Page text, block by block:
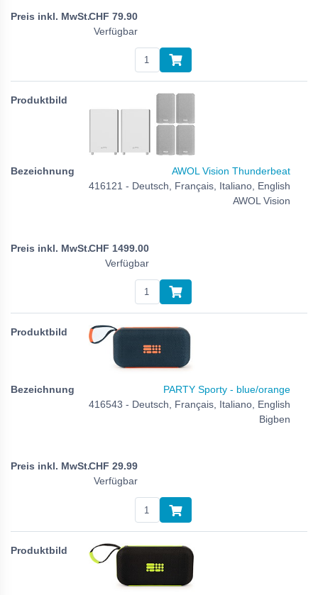
CHF 79.90
Verfügbar
AWOL Vision Thunderbeat
416121 - Deutsch, Français, Italiano, English
AWOL Vision
CHF 1499.00
Verfügbar
PARTY Sporty - blue/orange
416543 - Deutsch, Français, Italiano, English
Bigben
CHF 29.99
Verfügbar